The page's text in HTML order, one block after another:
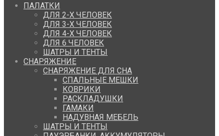
ПАЛАТКИ
ДЛЯ 2-Х ЧЕЛОВЕК
ДЛЯ 3-Х ЧЕЛОВЕК
ДЛЯ 4-Х ЧЕЛОВЕК
ДЛЯ 6 ЧЕЛОВЕК
ШАТРЫ И ТЕНТЫ
СНАРЯЖЕНИЕ
СНАРЯЖЕНИЕ ДЛЯ СНА
СПАЛЬНЫЕ МЕШКИ
КОВРИКИ
РАСКЛАДУШКИ
ГАМАКИ
НАДУВНАЯ МЕБЕЛЬ
ШАТРЫ И ТЕНТЫ